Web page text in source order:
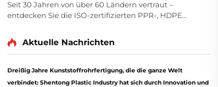
Seit 30 Jahren von über 60 Ländern vertraut –
entdecken Sie die ISO-zertifizierten PPR-, HDPE
Langlebigkeit, Nachhaltigkeit und globale
Infrastruktur. Fordern Sie heute die technischen
Aktuelle Nachrichten
Dreißig Jahre Kunststoffrohrfertigung, die die ganze Welt
verbindet: Shentong Plastic Industry hat sich durch Innovation und